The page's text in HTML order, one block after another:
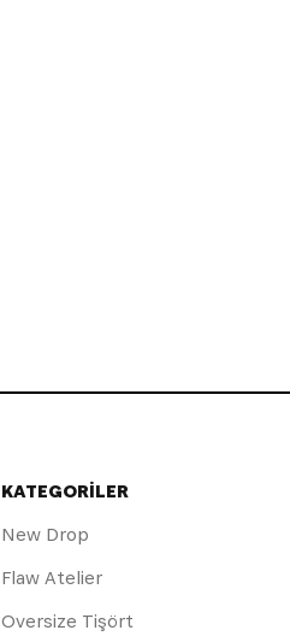
KATEGORİLER
New Drop
Flaw Atelier
Oversize Tişört